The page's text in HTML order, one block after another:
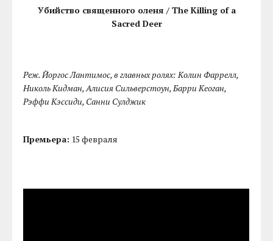
Убийство священного оленя / The Killing of a
Sacred Deer
Реж. Йоргос Лантимос, в главных ролях: Колин Фаррелл,
Николь Кидман, Алисия Сильверстоун, Барри Кеоган,
Рэффи Кэссиди, Санни Сулджик
Премьера: 15 февраля